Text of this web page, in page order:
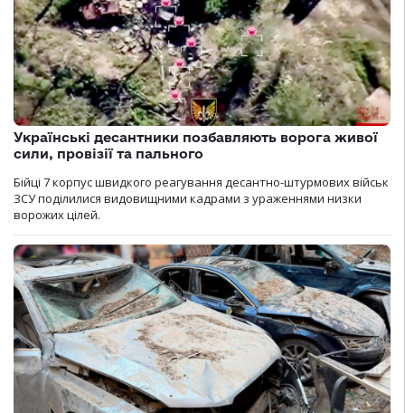
Українські десантники позбавляють ворога живої
сили, провізії та пального
Бійці 7 корпус швидкого реагування десантно-штурмових військ
ЗСУ поділилися видовищними кадрами з ураженнями низки
ворожих цілей.